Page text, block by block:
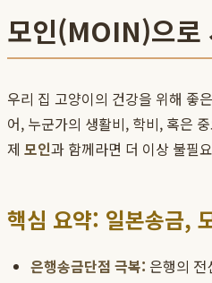
모인(MOIN)으로
우리 집 고양이의 건강을 위해 좋
어, 누군가의 생활비, 학비, 혹은
제 모인과 함께라면 더 이상 불필
핵심 요약: 일본송금,
은행송금단점 극복: 은행의